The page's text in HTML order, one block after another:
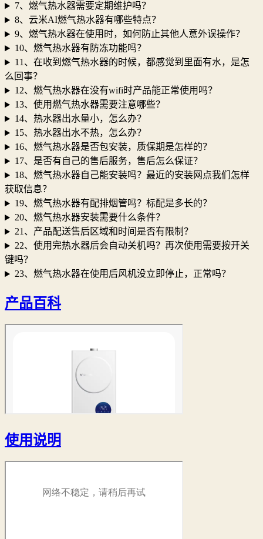
7、燃气热水器需要定期维护吗？
8、云米AI燃气热水器有哪些特点？
9、燃气热水器在使用时，如何防止其他人意外误操作？
10、燃气热水器有防冻功能吗？
11、在收到燃气热水器的时候，都感觉到里面有水，是怎
么回事？
12、燃气热水器在没有wifi时产品能正常使用吗？
13、使用燃气热水器需要注意哪些？
14、热水器出水量小，怎么办？
15、热水器出水不热，怎么办？
16、燃气热水器是否包安装，质保期是怎样的？
17、是否有自己的售后服务，售后怎么保证？
18、燃气热水器自己能安装吗？最近的安装网点我们怎样
获取信息？
19、燃气热水器有配排烟管吗？标配是多长的？
20、燃气热水器安装需要什么条件？
21、产品配送售后区域和时间是否有限制？
22、使用完热水器后会自动关机吗？再次使用需要按开关
键吗？
23、燃气热水器在使用后风机没立即停止，正常吗？
产品百科
使用说明